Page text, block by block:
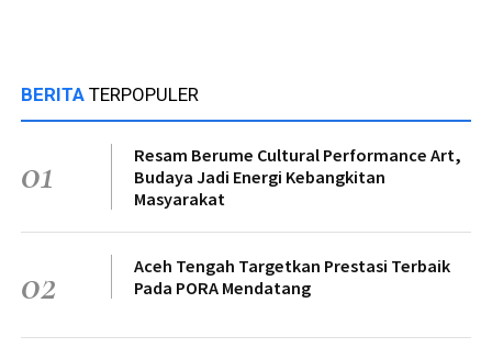
BERITA TERPOPULER
01
Resam Berume Cultural Performance Art,
Budaya Jadi Energi Kebangkitan
Masyarakat
02
Aceh Tengah Targetkan Prestasi Terbaik
Pada PORA Mendatang